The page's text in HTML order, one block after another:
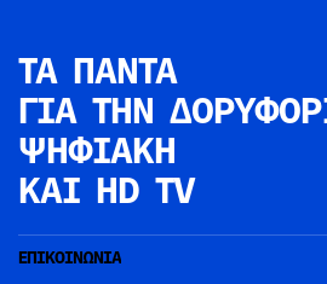
ΤΑ ΠΑΝΤΑ
ΓΙΑ ΤΗΝ
ΨΗΦΙΑΚΗ
ΚΑΙ HD TV
ΕΠΙΚΟΙΝΩΝΙΑ